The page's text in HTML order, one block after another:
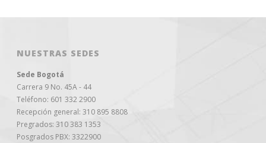
NUESTRAS SEDES
Sede Bogotá
Carrera 9 No. 45A - 44
Teléfono: 601 332 2900
Recepción general: 310 895 8808
Pregrados: 310 383 1353
Posgrados PBX: 3322900